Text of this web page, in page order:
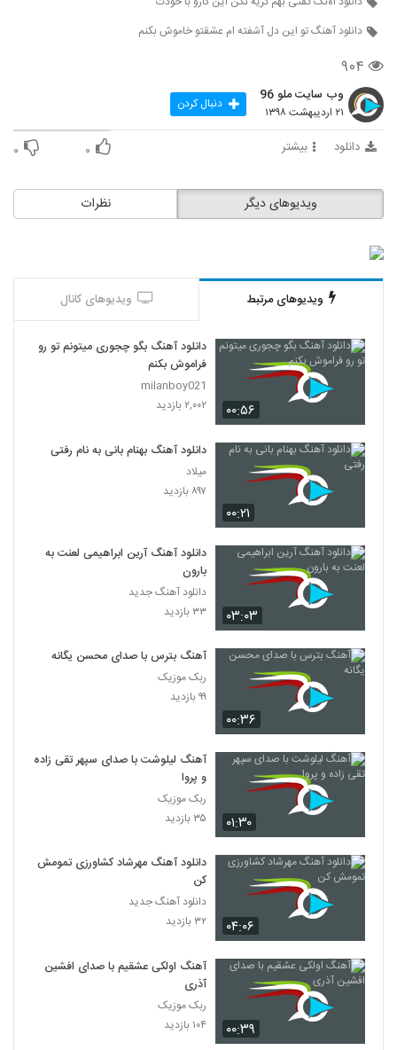
دانلود آهنگ تو این دل آشفته ام عشقتو خاموش بکنم
۹۰۴
وب سایت ملو 96
۲۱ اردیبهشت ۱۳۹۸ دنبال کردن
دانلود بیشتر ۰ ۰
نظرات ویدیوهای دیگر
ویدیوهای مرتبط ویدیوهای کانال
۰۰:۵۶
دانلود آهنگ بگو چجوری میتونم تو رو
فراموش بکنم
milanboy021
۲,۰۰۲ بازدید
۰۰:۲۱
دانلود آهنگ بهنام بانی به نام رفتی
میلاد
۸۹۷ بازدید
۰۳:۰۳
دانلود آهنگ آرین ابراهیمی لعنت به
بارون
دانلود آهنگ جدید
۳۳ بازدید
۰۰:۳۶
آهنگ بترس با صدای محسن یگانه
ربک موزیک
۹۹ بازدید
۰۱:۳۰
آهنگ لیلوشت با صدای سپهر تقی زاده
و پروا
ربک موزیک
۳۵ بازدید
۰۴:۰۶
دانلود آهنگ مهرشاد کشاورزی تمومش
کن
دانلود آهنگ جدید
۳۲ بازدید
۰۰:۳۹
آهنگ اولکی عشقیم با صدای افشین
آذری
ربک موزیک
۱۰۴ بازدید